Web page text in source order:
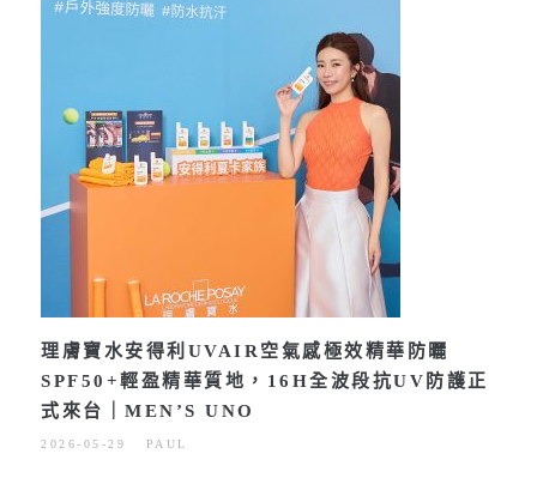
理膚寶水安得利UVAIR空氣感極效精華防曬
SPF50+輕盈精華質地，16H全波段抗UV防護正
式來台｜MEN’S UNO
2026-05-29 PAUL